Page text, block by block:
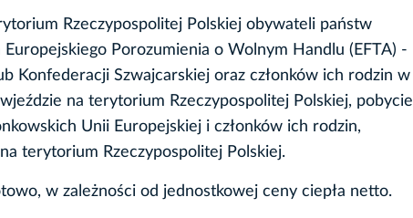
Rzeczypospolitej Polskiej obywateli państw
Porozumienia o Wolnym Handlu (EFTA) -
Konfederacji Szwajcarskiej oraz członków ich rodzin w
na terytorium Rzeczypospolitej Polskiej, pobycie
Unii Europejskiej i członków ich rodzin,
terytorium Rzeczypospolitej Polskiej.
w zależności od jednostkowej ceny ciepła netto.